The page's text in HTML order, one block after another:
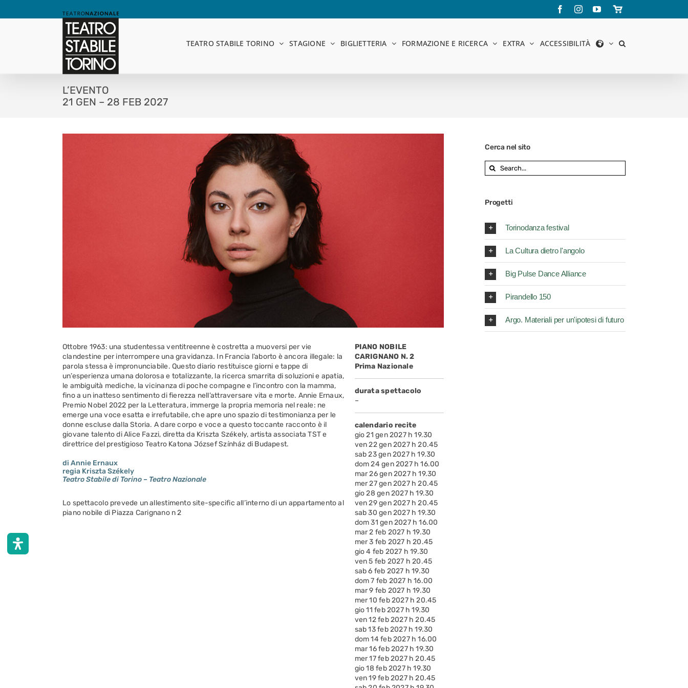
FacebookInstagramYouTube
Store
online
TEATRO STABILE TORINO STAGIONE BIGLIETTERIA FORMAZIONE E RICERCA EXTRA ACCESSIBILITÀ
L’EVENTO
21 GEN – 28 FEB 2027
Ottobre 1963: una studentessa ventitreenne è costretta a muoversi per vie
clandestine per interrompere una gravidanza. In Francia l’aborto è ancora illegale: la
parola stessa è impronunciabile. Questo diario restituisce giorni e tappe di
un’esperienza umana dolorosa e totalizzante, la ricerca smarrita di soluzioni e apatia,
le ambiguità mediche, la vicinanza di poche compagne e l’incontro con la mamma,
fino a un inatteso sentimento di fierezza nell’attraversare vita e morte. Annie Ernaux,
Premio Nobel 2022 per la Letteratura, immerge la propria memoria nel reale: ne
emerge una voce esatta e irrefutabile, che apre uno spazio di testimonianza per le
donne escluse dalla Storia. A dare corpo e voce a questo toccante racconto è il
giovane talento di Alice Fazzi, diretta da Kriszta Székely, artista associata TST e
direttrice del prestigioso Teatro Katona József Színház di Budapest.
di Annie Ernaux
regia Kriszta Székely
Teatro Stabile di Torino – Teatro Nazionale
Lo spettacolo prevede un allestimento site-specific all’interno di un appartamento al
piano nobile di Piazza Carignano n 2
PIANO NOBILE
CARIGNANO N. 2
Prima Nazionale
durata spettacolo
–
calendario recite
gio 21 gen 2027 h 19.30
ven 22 gen 2027 h 20.45
sab 23 gen 2027 h 19.30
dom 24 gen 2027 h 16.00
mar 26 gen 2027 h 19.30
mer 27 gen 2027 h 20.45
gio 28 gen 2027 h 19.30
ven 29 gen 2027 h 20.45
sab 30 gen 2027 h 19.30
dom 31 gen 2027 h 16.00
mar 2 feb 2027 h 19.30
mer 3 feb 2027 h 20.45
gio 4 feb 2027 h 19.30
ven 5 feb 2027 h 20.45
sab 6 feb 2027 h 19.30
dom 7 feb 2027 h 16.00
mar 9 feb 2027 h 19.30
mer 10 feb 2027 h 20.45
gio 11 feb 2027 h 19.30
ven 12 feb 2027 h 20.45
sab 13 feb 2027 h 19.30
dom 14 feb 2027 h 16.00
mar 16 feb 2027 h 19.30
mer 17 feb 2027 h 20.45
gio 18 feb 2027 h 19.30
ven 19 feb 2027 h 20.45
Cerca nel sito
Search
for:
Progetti
Torinodanza festival
La Cultura dietro l'angolo
Big Pulse Dance Alliance
Pirandello 150
Argo. Materiali per un'ipotesi di futuro